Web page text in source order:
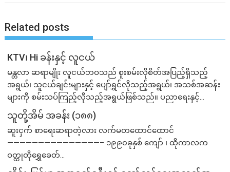
Related posts
KTV၊ Hi ခန်းနှင့် လူငယ်
မန္တလာ ဆရာမျိုး လူငယ်ဘဝသည် စူးစမ်းလိုစိတ်အပြည့်ရှိသည့်
အရွယ်၊ သူငယ်ချင်းများနှင့် ပျော်ရွှင်လိုသည့်အရွယ်၊ အသစ်အဆန်း
များကို စမ်းသပ်ကြည့်လိုသည့်အရွယ်ဖြစ်သည်။ ပညာရေးနှင့်...
သူတို့အိမ် အခန်း (၁၈၈)
ဆူးငှက် စာရေးဆရာတဲ့လား လက်မတထောင်ထောင်
———————————————– ၁၉၉၀ခုနှစ် ကျော် ၊ ထိုကာလက
ဝတ္ထုတိုရွှေခေတ်...